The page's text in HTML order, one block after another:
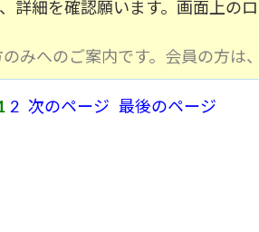
詳細を確認願います。画面上の
みへのご案内です。会員の方は、
2 次のページ 最後のページ